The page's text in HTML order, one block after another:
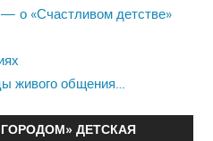
о «Счастливом детстве»
живого общения…
ДЕТСКАЯ